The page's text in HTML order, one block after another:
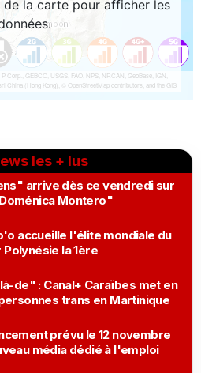
les + lus
arrive dès ce vendredi sur
Montero"
accueille l'élite mondiale du
la 1ère
de" : Canal+ Caraïbes met en
trans en Martinique
prévu le 12 novembre
média dédié à l'emploi